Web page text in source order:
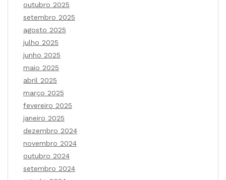
outubro 2025
setembro 2025
agosto 2025
julho 2025
junho 2025
maio 2025
abril 2025
março 2025
fevereiro 2025
janeiro 2025
dezembro 2024
novembro 2024
outubro 2024
setembro 2024